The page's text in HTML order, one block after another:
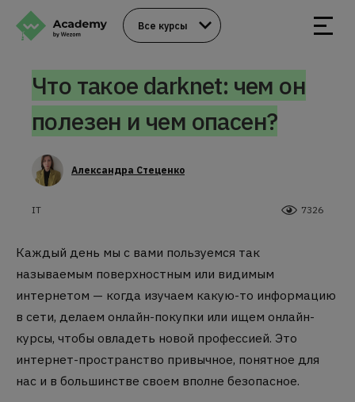
Все курсы
Что такое darknet: чем он
полезен и чем опасен?
Александра Стеценко
IT 7326
Каждый день мы с вами пользуемся так
называемым поверхностным или видимым
интернетом — когда изучаем какую-то информацию
в сети, делаем онлайн-покупки или ищем онлайн-
курсы, чтобы овладеть новой профессией. Это
интернет-пространство привычное, понятное для
нас и в большинстве своем вполне безопасное.